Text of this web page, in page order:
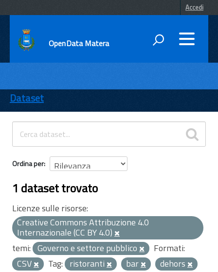
Accedi
OpenData Matera
ENTI
TEMI
INFORMAZIONI
Dataset
Ordina per
1 dataset trovato
Licenze sulle risorse:
Creative Commons Attribuzione 4.0
Internazionale (CC BY 4.0)
temi: Governo e settore pubblico
Formati:
CSV
Tag: ristoranti bar
dehors